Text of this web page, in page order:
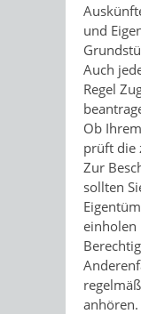
und
Auch
Regel
Ob
prüft die
Zur
sollten
einholen
anhören.